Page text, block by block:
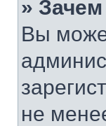
»
Вы
не